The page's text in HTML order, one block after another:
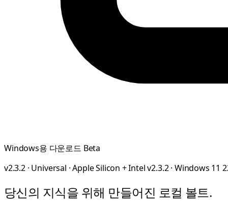
Windows용 다운로드 Beta
v2.3.2 · Universal · Apple Silicon + Intel v2.3.2 · Windows 11
당신의 지식을 위해 만들어진 로컬 볼트.